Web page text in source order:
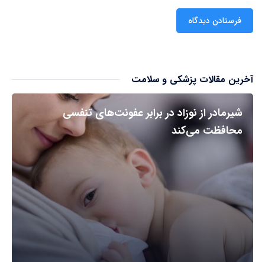
آخرین مقالات پزشکی و سلامت
شیرمادر از نوزاد در برابر عفونت‌های تنفسی
محافظت می‌کند